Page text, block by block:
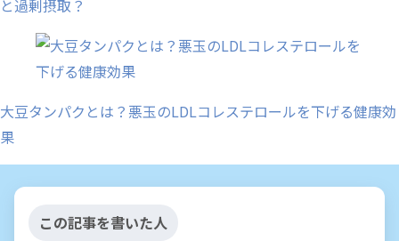
と過剰摂取？
大豆タンパクとは？悪玉のLDLコレステロールを下げる健康効
果
この記事を書いた人